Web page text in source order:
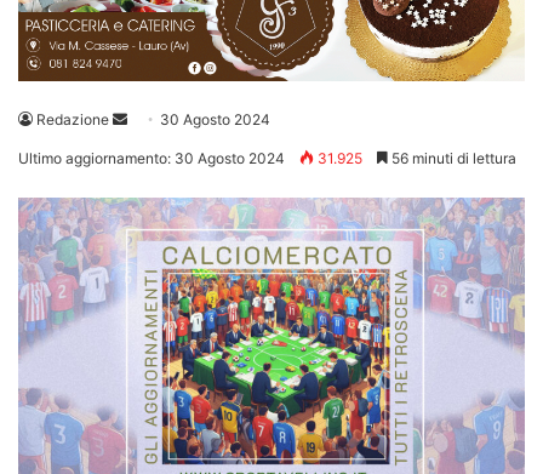
Redazione
Invia 30 Agosto 2024
Ultimo aggiornamento: 30 Agosto 2024 31.925 56 minuti di lettura